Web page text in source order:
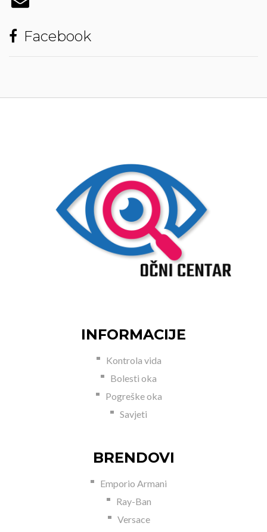
Facebook
INFORMACIJE
Kontrola vida
Bolesti oka
Pogreške oka
Savjeti
BRENDOVI
Emporio Armani
Ray-Ban
Versace